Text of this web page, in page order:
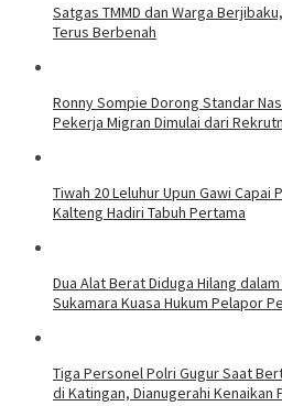
Satgas TMMD dan Warga
Terus Berbenah
Ronny Sompie Dorong Standar
Pekerja Migran Dimulai dari
Tiwah 20 Leluhur Upun Gawi
Kalteng Hadiri Tabuh Pertama
Dua Alat Berat Diduga Hilang
Sukamara Kuasa Hukum Pelapor
Tiga Personel Polri Gugur Saat
di Katingan, Dianugerahi Kenaikan